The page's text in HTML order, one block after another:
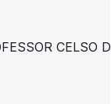
CELSO